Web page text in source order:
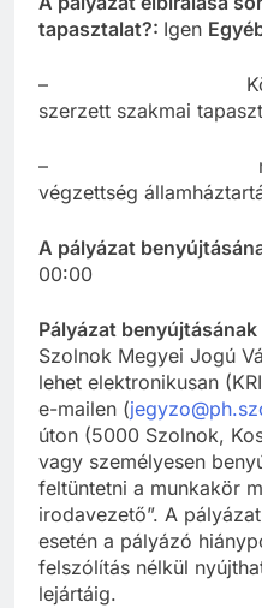
tapasztalat?: Igen
–
szerzett szakmai
–
végzettség
A pályázat
00:00
Pályázat benyújtásának
Szolnok Megyei Jogú
lehet elektronikusan
e-mailen (
úton (5000 Szolnok,
vagy személyesen
feltüntetni a munkakör
irodavezető”. A
esetén a pályázó
felszólítás nélkül
lejártáig.